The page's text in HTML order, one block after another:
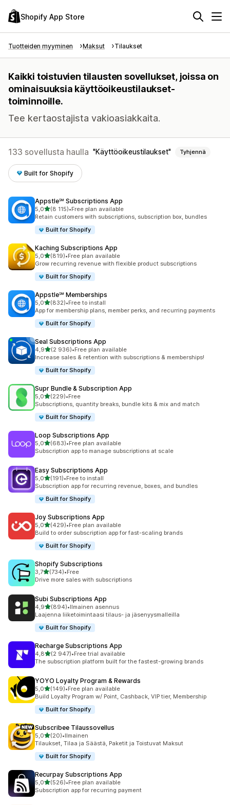
Shopify App Store
Tuotteiden myyminen Maksut Tilaukset
Kaikki toistuvien tilausten sovellukset, joissa on
ominaisuuksia käyttöoikeustilaukset-
toiminnoille.
Tee kertaostajista vakioasiakkaita.
133 sovellusta haulla Käyttöoikeustilaukset Tyhjennä
Built for Shopify
Appstle℠ Subscriptions App
5,0/ 5 tähteä
(8 115)
8115 arvostelua yhteensä
•Free plan available
Retain customers with subscriptions, subscription box, bundles
Built for Shopify
Kaching Subscriptions App
5,0/ 5 tähteä
(819)
819 arvostelua yhteensä
•Free plan available
Grow recurring revenue with flexible product subscriptions
Built for Shopify
Appstle℠ Memberships
5,0/ 5 tähteä
(832)
832 arvostelua yhteensä
•Free to install
App for membership plans, member perks, and recurring payments
Built for Shopify
Seal Subscriptions App
4,9/ 5 tähteä
(2 936)
2936 arvostelua yhteensä
•Free plan available
Increase sales & retention with subscriptions & memberships!
Built for Shopify
Supr Bundle & Subscription App
5,0/ 5 tähteä
(229)
229 arvostelua yhteensä
•Free
Subscriptions, quantity breaks, bundle kits & mix and match
Built for Shopify
Loop Subscriptions App
5,0/ 5 tähteä
(683)
683 arvostelua yhteensä
•Free plan available
Subscription app to manage subscriptions at scale
Easy Subscriptions App
5,0/ 5 tähteä
(191)
191 arvostelua yhteensä
•Free to install
Subscription app for recurring revenue, boxes, and bundles
Built for Shopify
Joy Subscriptions App
5,0/ 5 tähteä
(429)
429 arvostelua yhteensä
•Free plan available
Build to order subscription app for fast-scaling brands
Built for Shopify
Shopify Subscriptions
3,7/ 5 tähteä
(734)
734 arvostelua yhteensä
•Free
Drive more sales with subscriptions
Subi Subscriptions App
4,9/ 5 tähteä
(894)
894 arvostelua yhteensä
•Ilmainen asennus
Laajenna liiketoimintaasi tilaus- ja jäsenyysmalleilla
Built for Shopify
Recharge Subscriptions App
4,8/ 5 tähteä
(2 947)
2947 arvostelua yhteensä
•Free trial available
The subscription platform built for the fastest-growing brands
YOYO Loyalty Program & Rewards
5,0/ 5 tähteä
(149)
149 arvostelua yhteensä
•Free plan available
Build Loyalty Program w/ Point, Cashback, VIP tier, Membership
Built for Shopify
Subscribee Tilaussovellus
5,0/ 5 tähteä
(20)
20 arvostelua yhteensä
•Ilmainen
Tilaukset, Tilaa ja Säästä, Paketit ja Toistuvat Maksut
Built for Shopify
Recurpay Subscriptions App
5,0/ 5 tähteä
(526)
526 arvostelua yhteensä
•Free plan available
Subscription app for recurring payment